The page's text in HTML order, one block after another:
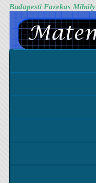
Budapesti Fazekas